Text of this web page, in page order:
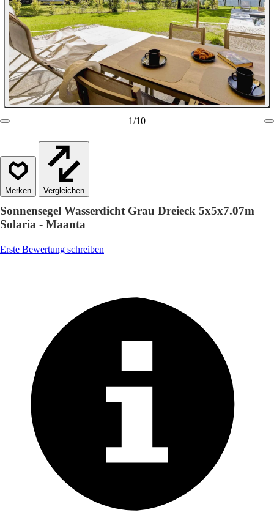
1/10
Vergleichen
Sonnensegel Wasserdicht Grau Dreieck 5x5x7.07m
Solaria - Maanta
Erste Bewertung schreiben